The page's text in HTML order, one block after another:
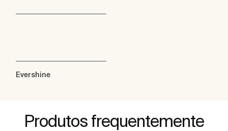
Evershine
Produtos frequentemente